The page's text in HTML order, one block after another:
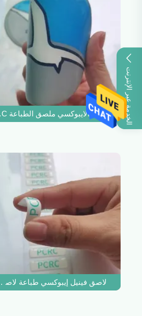
الخدمة عبر الإنترنت القبة الايبوكسي ملصق الطباعة PVC قطرة الغراء شعار لاصق الذاتي
لاصق فينيل إيبوكسي طباعة لاصق